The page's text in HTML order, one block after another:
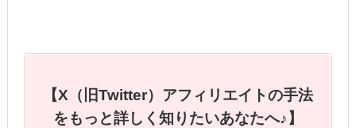
【X（旧Twitter）アフィリエイトの手法
をもっと詳しく知りたいあなたへ♪】